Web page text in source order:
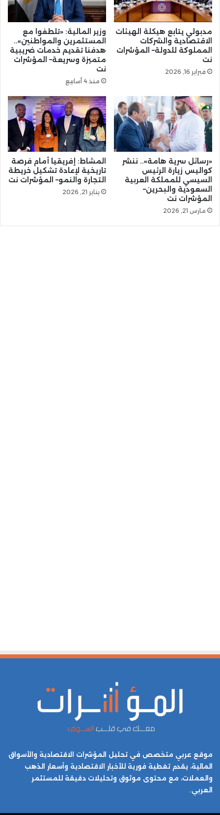
مدبولي يتابع هيكلة الهيئات
الاقتصادية والشركات
المملوكة للدولة– المؤشرات
نت
فبراير 16, 2026
وزير المالية: «تلطفوا مع
المستثمرين والمواطنين»..
هدفنا تقديم خدمات ضريبية
متميزة وسريعة– المؤشرات
نت
منذ 4 أسابيع
«رسائل سرية هامة».. ننشر
كواليس زيارة الرئيس
السيسي للمملكة العربية
السعودية والبحرين–
المؤشرات نت
مارس 21, 2026
المشاط: إفريقيا أمام فرصة
تاريخية لإعادة تشكيل خريطة
التجارة والنمو– المؤشرات نت
يناير 21, 2026
موقع عربي متخصص في تحليل المؤشرات الاقتصادية والأسواق
المالية، يقدم تغطية فورية للأخبار الاقتصادية وأسعار الذهب
والعملات، مع محتوى موثوق وتحليلات دقيقة للمستثمر
العربي.